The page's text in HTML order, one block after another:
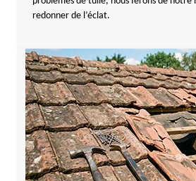
redonner de l’éclat.